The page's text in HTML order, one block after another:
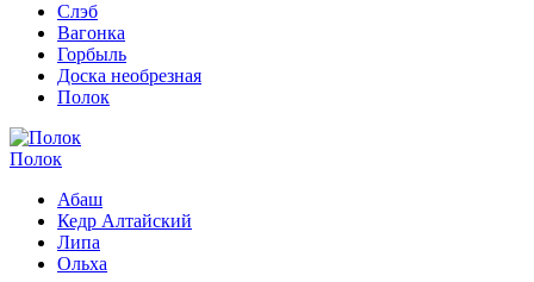
Слэб
Вагонка
Горбыль
Доска необрезная
Полок
Полок
Абаш
Кедр Алтайский
Липа
Ольха